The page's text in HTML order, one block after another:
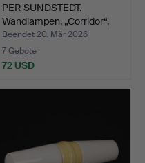
PER SUNDSTEDT.
Wandlampen, „Corridor“,
wei…
Beendet 20. Mär 2026
7 Gebote
72 USD